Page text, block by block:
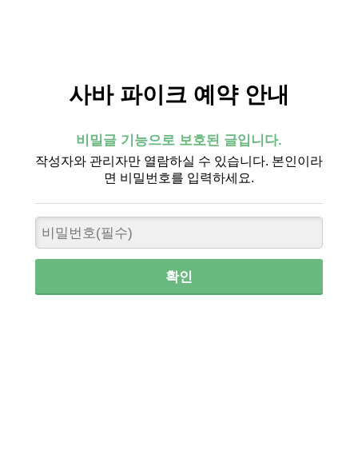
사바 파이크 예약 안내
비밀글 기능으로 보호된 글입니다.
작성자와 관리자만 열람하실 수 있습니다. 본인이라
면 비밀번호를 입력하세요.